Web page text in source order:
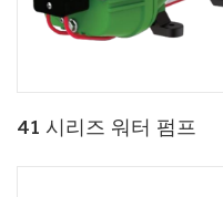
41 시리즈 워터 펌프